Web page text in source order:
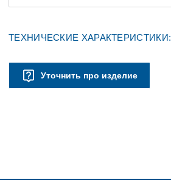
ТЕХНИЧЕСКИЕ ХАРАКТЕРИСТИКИ:
Уточнить про изделие